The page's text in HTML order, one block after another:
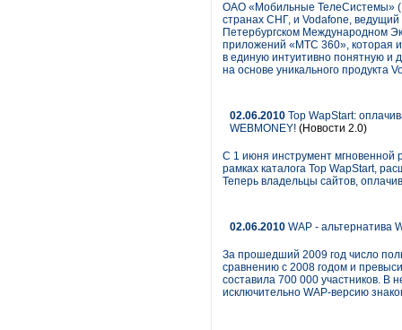
ОАО «Мобильные ТелеСистемы»
странах СНГ, и Vodafone,
Петербургском Международном
приложений «МТС 360», которая
в единую интуитивно понятную и
на основе уникального продукта
02.06.2010 Top WapStart:
WEBMONEY! (Новости 2.0)
С 1 июня инструмент мгновенной
рамках каталога Top WapStart,
Теперь владельцы сайтов,
02.06.2010 WAP - альтернатива
За прошедший 2009 год число
сравнению с 2008 годом и
составила 700 000 участников. В
исключительно WAP-версию